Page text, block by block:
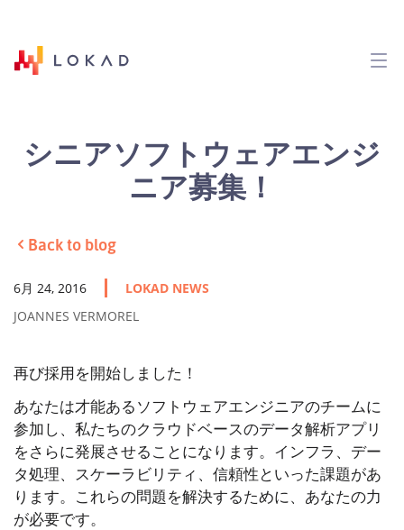
シニアソフトウェアエンジ
ニア募集！
Back to blog
6月 24, 2016
LOKAD NEWS
JOANNES VERMOREL
再び採用を開始しました！
あなたは才能あるソフトウェアエンジニアのチームに
参加し、私たちのクラウドベースのデータ解析アプリ
をさらに発展させることになります。インフラ、デー
タ処理、スケーラビリティ、信頼性といった課題があ
ります。これらの問題を解決するために、あなたの力
が必要です。